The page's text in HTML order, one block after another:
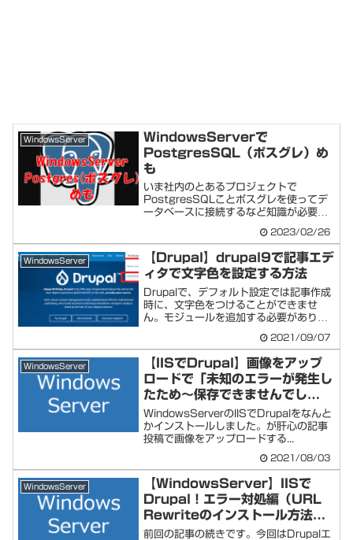
WindowsServer
WindowsServerで
PostgresSQL（ポスグレ）め
も
いま社内のとあるプロジェクトで
PostgresSQLことポスグレを使ってデ
ータベースに接続するなど知識が必要に
2023/02/26
WindowsServer
【Drupal】drupal9で記事エデ
ィタで文字色を設定する方法
Drupalで、デフォルト設定では記事作成
時に、文字色をつけることができませ
ん。モジュールを追加する必要がありま
2021/09/07
WindowsServer
【IISでDrupal】画像をアップ
ロードで「未知のエラーが発生し
たため～保存できませんでし
た。」
WindowsServerのIISでDrupalをなんと
かインストールしました。が肝心の記事
投稿で画像をアップロードする...
2021/08/03
WindowsServer
【WindowsServer】IISで
Drupal！エラー対処編（URL
Rewriteのインストール方法等
も）
前回の記事の続きです。今回はDrupalエ